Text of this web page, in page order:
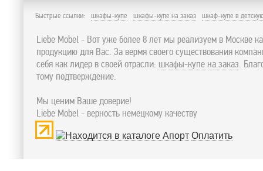
Быстрые ссылки: шкафы-купе шкафы-купе на заказ шкаф-купе в
Liebe Mobel - Вот уже более 8 лет мы реализуем в Москве
продукцию для Вас. За вермя своего существования
себя как лидер в своей отрасли: шкафы-купе на заказ.
тому подтверждение.
Мы ценим Ваше доверие!
Liebe Mobel - верность немецкому качеству
Оплатить